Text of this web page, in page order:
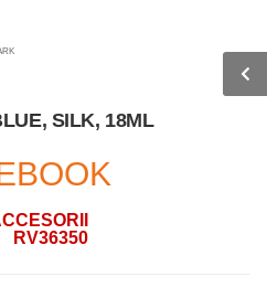
SILK, 18ML
RV36350